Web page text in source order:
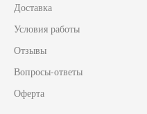
Доставка
Условия работы
Отзывы
Вопросы-ответы
Оферта